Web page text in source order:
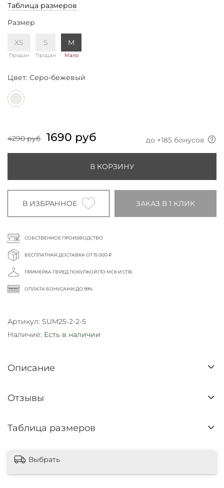
Таблица размеров
Размер
XS
Продан
S
Продан
M
Мало
Цвет: Серо-бежевый
4290 руб 1690 руб до +185 бонусов
В КОРЗИНУ
В ИЗБРАННОЕ ЗАКАЗ В 1 КЛИК
СОБСТВЕННОЕ ПРОИЗВОДСТВО
БЕСПЛАТНАЯ ДОСТАВКА ОТ 15 000 ₽
ПРИМЕРКА ПЕРЕД ПОКУПКОЙ ПО МСК И СПБ
ОПЛАТА БОНУСАМИ ДО 99%
Артикул: SUM25-2-2-5
Наличие: Есть в наличии
Описание
Отзывы
Таблица размеров
Выбрать